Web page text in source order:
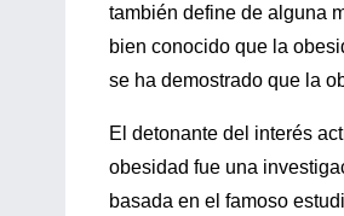
también define de alguna
bien conocido que la
se ha demostrado que la
El detonante del interés
obesidad fue una
basada en el famoso